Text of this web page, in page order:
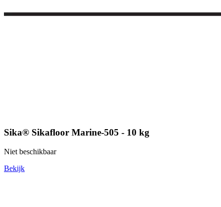
Sika® Sikafloor Marine-505 - 10 kg
Niet beschikbaar
Bekijk